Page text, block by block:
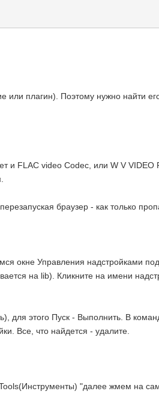
плагин). Поэтому нужно найти
и FLAC video Codec, или W V
браузер - как только
окне Управления надстройками
на lib). Кликните на имени
для этого Пуск - Выполнить. В
Все, что найдется - удалите.
"далее жмем на